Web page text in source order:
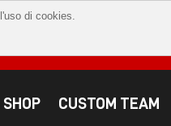
SHOP CUSTOM TEAM
di cookies.